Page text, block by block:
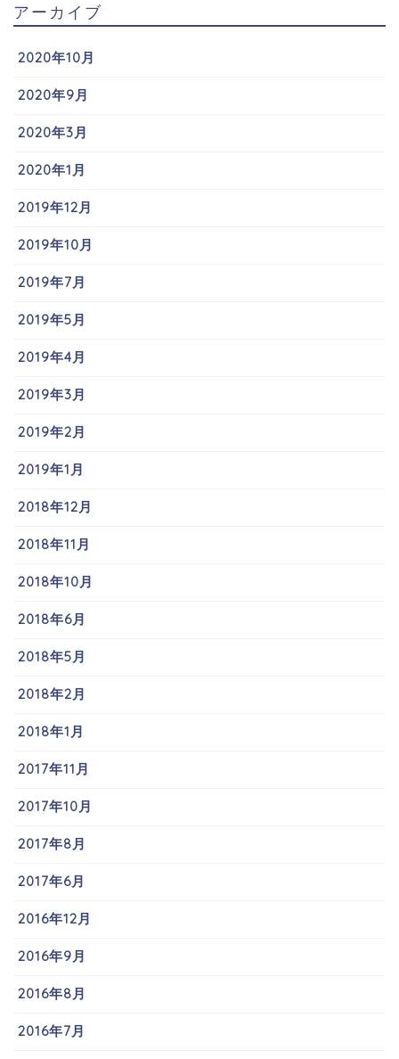
アーカイブ
2020年10月
2020年9月
2020年3月
2020年1月
2019年12月
2019年10月
2019年7月
2019年5月
2019年4月
2019年3月
2019年2月
2019年1月
2018年12月
2018年11月
2018年10月
2018年6月
2018年5月
2018年2月
2018年1月
2017年11月
2017年10月
2017年8月
2017年6月
2016年12月
2016年9月
2016年8月
2016年7月